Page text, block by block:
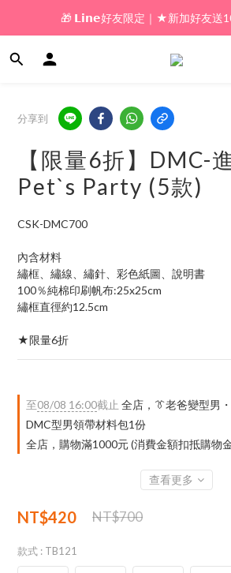
🎁 新好友購物金｜★加入新會員
🎁 𝗟𝗶𝗻𝗲好友限定｜★新加好友送
🎁 新好友購物金｜★加入新會員
分享到
【限量6折】DMC-
Pet`s Party (5款)
CSK-DMC700
內含材料
繡框、繡線、繡針、彩色紙圖、說明書
100％純棉印刷帆布:25x25cm
繡框直徑約12.5cm
★限量6折
至08/08 16:00截止 全店，👔老爸變型男
DMC型男領帶材料包1份
全店，購物滿1000元 (消費金額扣抵購物
查看更多
NT$420 NT$700
款式 : TB121